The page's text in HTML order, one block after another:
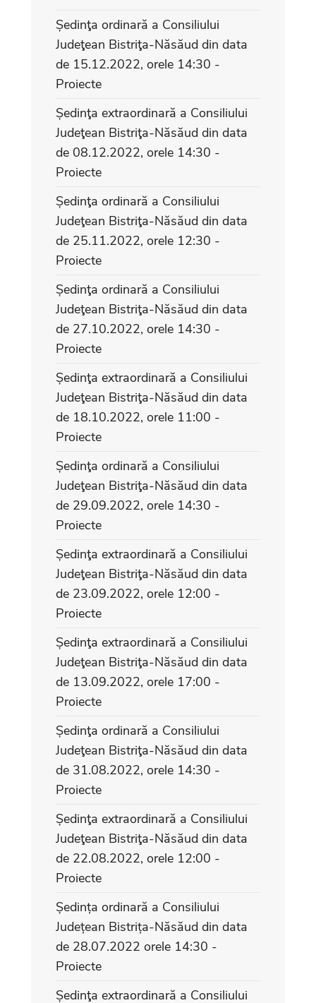
Ședinţa ordinară a Consiliului
Judeţean Bistriţa-Năsăud din data
de 15.12.2022, orele 14:30 -
Proiecte
Ședinţa extraordinară a Consiliului
Judeţean Bistriţa-Năsăud din data
de 08.12.2022, orele 14:30 -
Proiecte
Ședinţa ordinară a Consiliului
Judeţean Bistriţa-Năsăud din data
de 25.11.2022, orele 12:30 -
Proiecte
Ședinţa ordinară a Consiliului
Judeţean Bistriţa-Năsăud din data
de 27.10.2022, orele 14:30 -
Proiecte
Ședinţa extraordinară a Consiliului
Judeţean Bistriţa-Năsăud din data
de 18.10.2022, orele 11:00 -
Proiecte
Ședinţa ordinară a Consiliului
Judeţean Bistriţa-Năsăud din data
de 29.09.2022, orele 14:30 -
Proiecte
Ședinţa extraordinară a Consiliului
Judeţean Bistriţa-Năsăud din data
de 23.09.2022, orele 12:00 -
Proiecte
Ședinţa extraordinară a Consiliului
Judeţean Bistriţa-Năsăud din data
de 13.09.2022, orele 17:00 -
Proiecte
Ședinţa ordinară a Consiliului
Judeţean Bistriţa-Năsăud din data
de 31.08.2022, orele 14:30 -
Proiecte
Ședinţa extraordinară a Consiliului
Judeţean Bistriţa-Năsăud din data
de 22.08.2022, orele 12:00 -
Proiecte
Ședința ordinară a Consiliului
Județean Bistrița-Năsăud din data
de 28.07.2022 orele 14:30 -
Proiecte
Ședinţa extraordinară a Consiliului